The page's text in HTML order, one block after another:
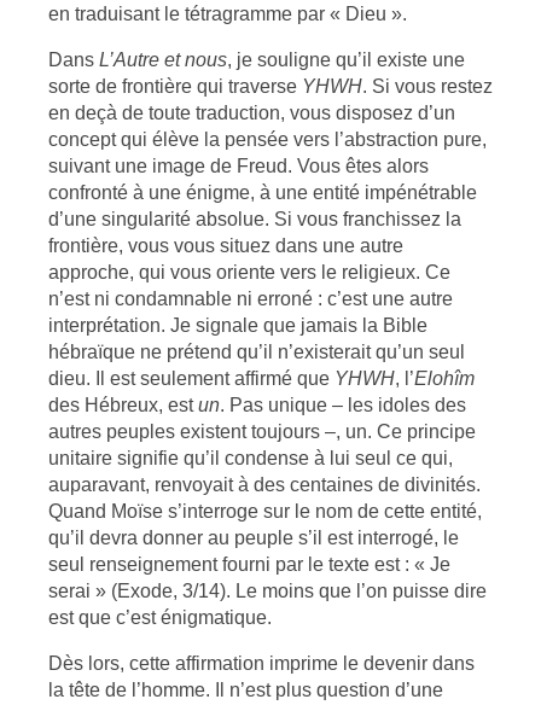
en traduisant le tétragramme par « Dieu ».
Dans L’Autre et nous, je souligne qu’il existe une
sorte de frontière qui traverse YHWH. Si vous restez
en deçà de toute traduction, vous disposez d’un
concept qui élève la pensée vers l’abstraction pure,
suivant une image de Freud. Vous êtes alors
confronté à une énigme, à une entité impénétrable
d’une singularité absolue. Si vous franchissez la
frontière, vous vous situez dans une autre
approche, qui vous oriente vers le religieux. Ce
n’est ni condamnable ni erroné : c’est une autre
interprétation. Je signale que jamais la Bible
hébraïque ne prétend qu’il n’existerait qu’un seul
dieu. Il est seulement affirmé que YHWH, l’Elohîm
des Hébreux, estun. Pas unique – les idoles des
autres peuples existent toujours –, un. Ce principe
unitaire signifie qu’il condense à lui seul ce qui,
auparavant, renvoyait à des centaines de divinités.
Quand Moïse s’interroge sur le nom de cette entité,
qu’il devra donner au peuple s’il est interrogé, le
seul renseignement fourni par le texte est : « Je
serai » (Exode, 3/14). Le moins que l’on puisse dire
est que c’est énigmatique.
Dès lors, cette affirmation imprime le devenir dans
la tête de l’homme. Il n’est plus question d’une